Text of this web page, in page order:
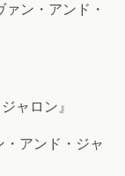
・アンド・
ャロン』
アンド・ジャ